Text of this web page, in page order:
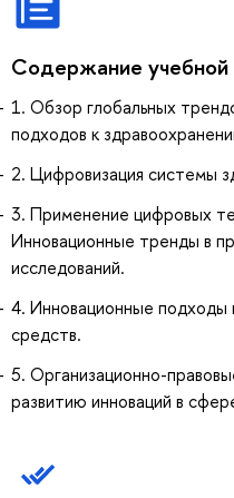
Содержание
1. Обзор глобальных
подходов к
2. Цифровизация системы
3. Применение цифровых
Инновационные тренды в
исследований.
4. Инновационные подходы
средств.
5. Организационно-
развитию инноваций в